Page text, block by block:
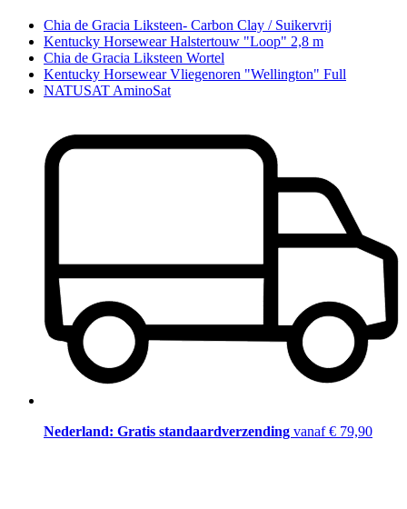
Chia de Gracia Liksteen- Carbon Clay / Suikervrij
Kentucky Horsewear Halstertouw "Loop" 2,8 m
Chia de Gracia Liksteen Wortel
Kentucky Horsewear Vliegenoren "Wellington" Full
NATUSAT AminoSat
Nederland: Gratis standaardverzending vanaf € 79,90